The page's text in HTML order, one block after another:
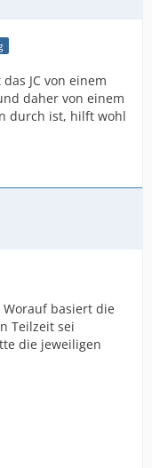
JC von einem
daher von einem
durch ist, hilft wohl
Worauf basiert die
Teilzeit sei
die jeweiligen